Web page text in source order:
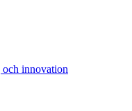
innovation